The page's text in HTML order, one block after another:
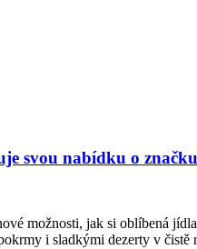
svou nabídku o značku
možnosti, jak si oblíbená
i sladkými dezerty v čistě